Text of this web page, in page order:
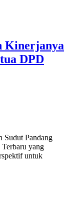
Kinerjanya
DPD
Sudut Pandang
yang
untuk